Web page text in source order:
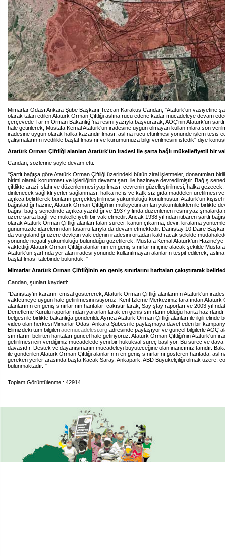
Mimarlar Odası Ankara Şube Başkanı Tezcan Karakuş Candan, "Atatürk'ün vasiyetine
olarak talan edilen Atatürk Orman Çiftliği aslına rücu edene kadar mücadeleye devam
çerçevede Tarım Orman Bakanlığı'na resmi yazıyla başvurarak, AOÇ'nin Atatürk'ün
hale getirilerek, Mustafa Kemal Atatürk'ün iradesine uygun olmayan kullanımlara son
iradesine uygun olarak halka kazandırılması, aslına rücu ettirilmesi yönünde işlem tesis
çalışmalarının ivedilikle başlatılmasını ve kurumumuza bilgi verilmesini istedik" diye
Atatürk Orman Çiftliği alanları Atatürk'ün iradesi ile şarta bağlı mükellefiyetli bir
Candan, sözlerine şöyle devam etti:
"Şartlı bağışa göre Atatürk Orman Çiftliği üzerindeki bütün zirai işletmeler, donanımları
birimi olarak korunması ve işlerliğinin devamı şartı ile hazineye devredilmiştir. Bağış
çiftlikte arazi ıslahı ve düzenlenmesi yapılması, çevrenin güzelleştirilmesi, halka
dinlenecek sağlıklı yerler sağlanması, halka nefis ve katkısız gıda maddeleri üretilmesi
açıkça belirtilerek bunların gerçekleştirilmesi yükümlülüğü konulmuştur. Atatürk'ün kişisel
bağışladığı hazine, Atatürk Orman Çiftliği'nin mülkiyetini anılan yükümlülükleri ile birlikte
bağış, bağış senedinde açıkça yazıldığı ve 1937 yılında düzenlenen resmi yazışmalarda
üzere şarta bağlı ve mükellefiyetli bir vakfetmedir. Ancak 1938 yılından itibaren şartlı
olarak Atatürk Orman Çiftliği alanları talan süreci, kanun çıkarma, devir, kiralama
günümüzde idarelerin idari tasarruflarıyla da devam etmektedir. Danıştay 10.Daire
da vurgulandığı üzere devletin vakfedenin iradesini ortadan kaldıracak şekilde
yönünde negatif yükümlülüğü bulunduğu gözetilerek, Mustafa Kemal Atatürk'ün Hazine'ye
vakfettiği Atatürk Orman Çiftliği alanlarının en geniş sınırlarını içine alacak şekilde
Atatürk'ün şartında yer alan iradesi yönünde kullanılmayan alanların tespit edilerek,
başlatılması talebinde bulunduk. "
Mimarlar Atatürk Orman Çiftliğinin en geniş sınırlarını haritaları çakıştırarak
Candan, şunları kaydetti:
"Danıştay'ın kararını emsal göstererek, Atatürk Orman Çiftliği alanlarının Atatürk'ün
vakfetmeye uygun hale getirilmesini istiyoruz. Kent İzleme Merkezimiz tarafından Atatürk
alanlarının en geniş sınırlarının haritaları çakıştırılarak, Sayıştay raporları ve 2003
Denetleme Kurulu raporlarından yararlanılarak en geniş sınırların olduğu harita hazırlandı
belgesi ile birlikte bakanlığa gönderildi. Ayrıca Atatürk Orman Çiftliği alanları ile ilgili elinde
video olan herkesi Mimarlar Odası Ankara Şubesi ile paylaşmaya davet eden bir
Elimizdeki tüm bilgileri aocmucadelesi.org adresinde paylaşıyor ve güncel bilgilerle AOÇ
sınırlarını belirten haritaları güncel hale getiriyoruz. Atatürk Orman Çiftliği'nin Atatürk'ün
getirilmesi için verdiğimiz mücadelede yeni bir hukuksal süreç başlıyor. Bu süreç ve dava
davasıdır. Destek ve dayanışmanın mücadeleyi büyüteceğine olan inancımız tamdır.
ile gönderilen Atatürk Orman Çiftliği alanlarının en geniş sınırlarını gösteren haritada,
gereken yerler arasında başta Kaçak Saray, Ankapark, ABD Büyükelçiliği olmak üzere,
bulunmaktadır. "
Toplam Görüntülenme : 42914